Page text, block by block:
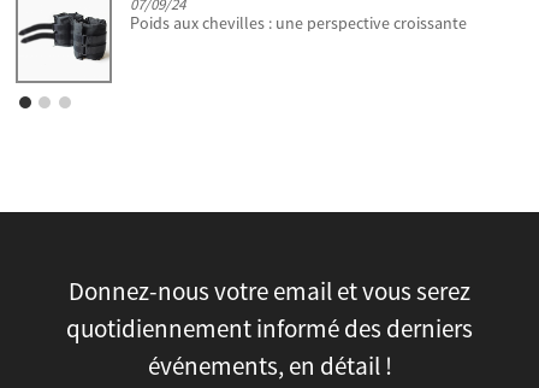
07/09/24
Poids aux chevilles : une perspective croissante
Donnez-nous votre email et vous serez
quotidiennement informé des derniers
événements, en détail !